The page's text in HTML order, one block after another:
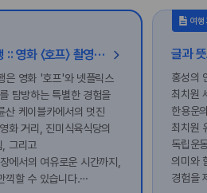
땅끝 해남 여행 :: 영화 〈호프〉 촬영지 남창리부터 넷플릭스 〈동궁〉 촬영지 도솔암 등
은 영화 '호프'와 넷플릭스
탐방하는 특별한 경험을
산 케이블카에서의 멋진
화 거리, 진미식육식당의
, 그리고
에서의 여유로운 시간까지,
끽할 수 있습니다.
여
홍성의
최치원
한용운
최치원
독립운
의미와
경험을